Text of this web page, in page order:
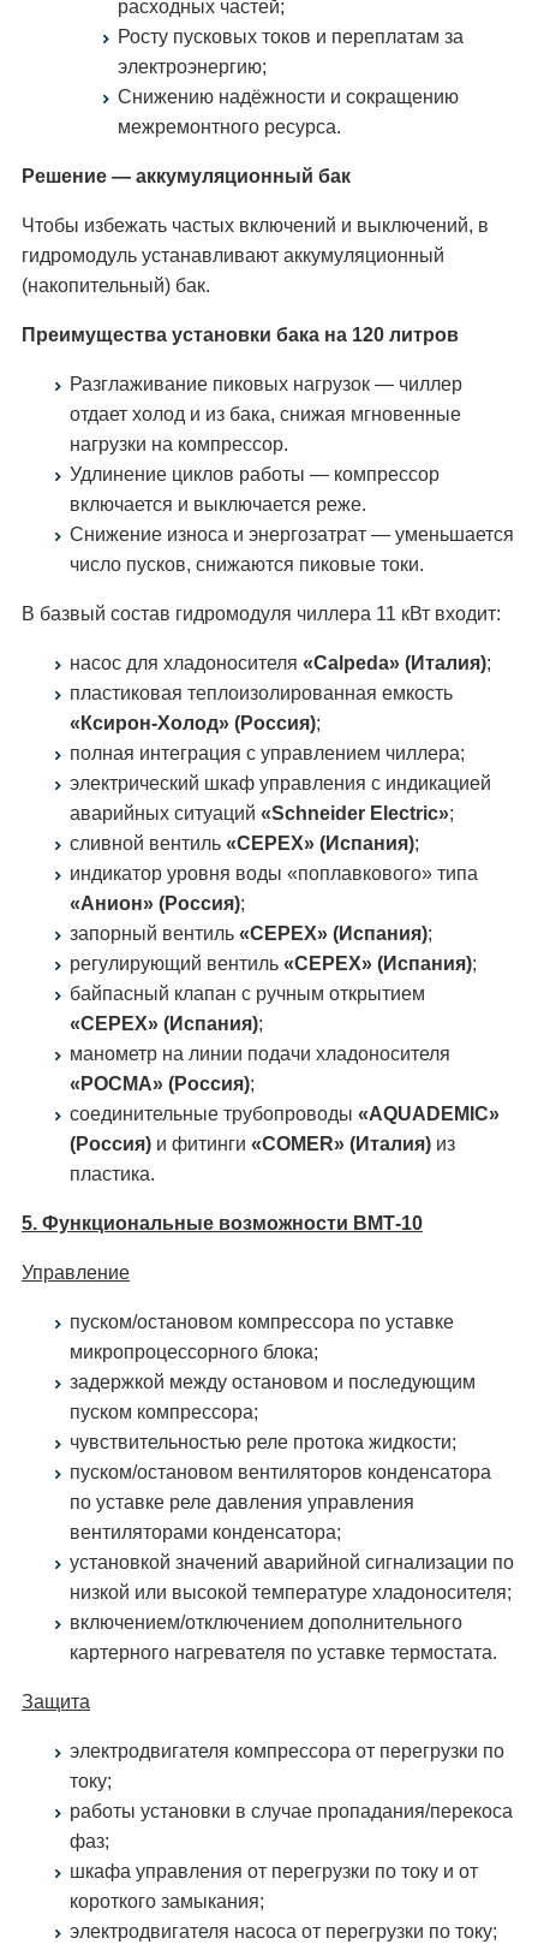
расходных частей;
Росту пусковых токов и переплатам за
электроэнергию;
Снижению надёжности и сокращению
межремонтного ресурса.
Решение — аккумуляционный бак
Чтобы избежать частых включений и выключений, в
гидромодуль устанавливают аккумуляционный
(накопительный) бак.
Преимущества установки бака на 120 литров
Разглаживание пиковых нагрузок — чиллер
отдает холод и из бака, снижая мгновенные
нагрузки на компрессор.
Удлинение циклов работы — компрессор
включается и выключается реже.
Снижение износа и энергозатрат — уменьшается
число пусков, снижаются пиковые токи.
В базвый состав гидромодуля чиллера 11 кВт входит:
насос для хладоносителя «Calpeda» (Италия);
пластиковая теплоизолированная емкость
«Ксирон-Холод» (Россия);
полная интеграция с управлением чиллера;
электрический шкаф управления с индикацией
аварийных ситуаций «Schneider Electric»;
сливной вентиль «CEPEX» (Испания);
индикатор уровня воды «поплавкового» типа
«Анион» (Россия);
запорный вентиль «CEPEX» (Испания);
регулирующий вентиль «CEPEX» (Испания);
байпасный клапан с ручным открытием
«CEPEX» (Испания);
манометр на линии подачи хладоносителя
«РОСМА» (Россия);
соединительные трубопроводы «AQUADEMIC»
(Россия) и фитинги «COMER» (Италия) из
пластика.
5. Функциональные возможности ВМТ-10
Управление
пуском/остановом компрессора по уставке
микропроцессорного блока;
задержкой между остановом и последующим
пуском компрессора;
чувствительностью реле протока жидкости;
пуском/остановом вентиляторов конденсатора
по уставке реле давления управления
вентиляторами конденсатора;
установкой значений аварийной сигнализации по
низкой или высокой температуре хладоносителя;
включением/отключением дополнительного
картерного нагревателя по уставке термостата.
Защита
электродвигателя компрессора от перегрузки по
току;
работы установки в случае пропадания/перекоса
фаз;
шкафа управления от перегрузки по току и от
короткого замыкания;
электродвигателя насоса от перегрузки по току;